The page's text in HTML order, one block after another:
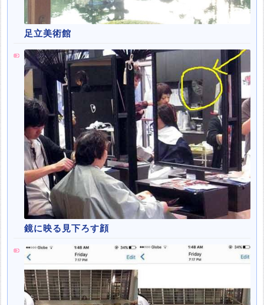
足立美術館
鏡に映る見下ろす顔